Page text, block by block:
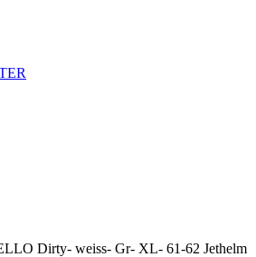
Dirty- weiss- Gr- XL- 61-62 Jethelm